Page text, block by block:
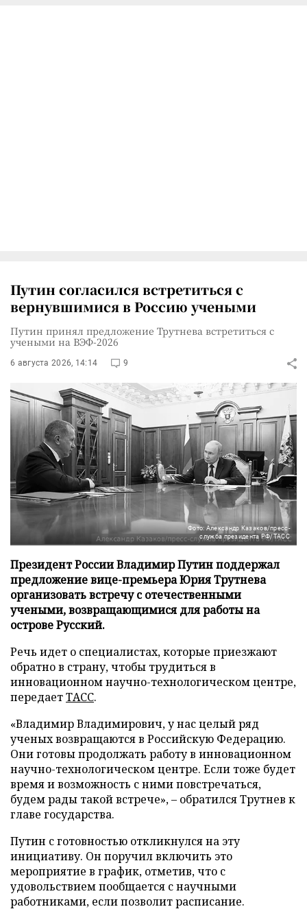
Путин согласился встретиться с
вернувшимися в Россию учеными
Путин принял предложение Трутнева встретиться с
учеными на ВЭФ-2026
6 августа 2026, 14:14 9
Фото: Александр Казаков/пресс-
служба президента РФ/ТАСС
Президент России Владимир Путин поддержал
предложение вице-премьера Юрия Трутнева
организовать встречу с отечественными
учеными, возвращающимися для работы на
острове Русский.
Речь идет о специалистах, которые приезжают
обратно в страну, чтобы трудиться в
инновационном научно-технологическом центре,
передаетТАСС.
«Владимир Владимирович, у нас целый ряд
ученых возвращаются в Российскую Федерацию.
Они готовы продолжать работу в инновационном
научно-технологическом центре. Если тоже будет
время и возможность с ними повстречаться,
будем рады такой встрече», – обратился Трутнев к
главе государства.
Путин с готовностью откликнулся на эту
инициативу. Он поручил включить это
мероприятие в график, отметив, что с
удовольствием пообщается с научными
работниками, если позволит расписание.